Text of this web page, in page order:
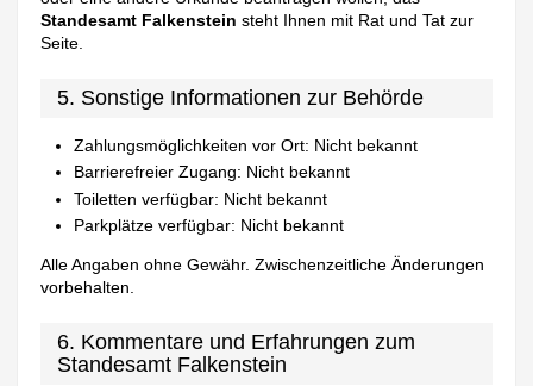
Standesamt Falkenstein steht Ihnen mit Rat und Tat zur
Seite.
5. Sonstige Informationen zur Behörde
Zahlungsmöglichkeiten vor Ort: Nicht bekannt
Barrierefreier Zugang: Nicht bekannt
Toiletten verfügbar: Nicht bekannt
Parkplätze verfügbar: Nicht bekannt
Alle Angaben ohne Gewähr. Zwischenzeitliche Änderungen
vorbehalten.
6. Kommentare und Erfahrungen zum
Standesamt Falkenstein